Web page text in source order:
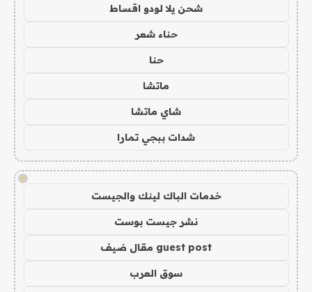
شحن يلا لودو اقساط
حناء شعر
حنا
ماتشا
شاي ماتشا
شدات ببجي تمارا
!
خدمات الباك لينك والجيست
نشر جيست بوست
guest post مقال ضيف
سوق العرب